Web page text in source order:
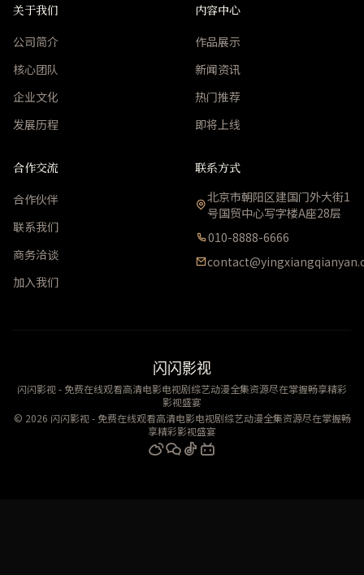
关于我们
公司简介
核心团队
企业文化
发展历程
内容中心
作品展示
新闻资讯
热门推荐
即将上线
合作交流
合作伙伴
联系我们
商务洽谈
加入我们
联系方式
北京市朝阳区建国门外大街1
号国贸中心写字楼A座28层
010-8888-6666
闪闪影视
闪闪影视 - 免费在线观看高清电影电视剧综艺动漫全集资源尽在掌握畅享精彩
影视盛宴
© 2026 闪闪影视 - 免费在线观看高清电影电视剧综艺动漫全集资源尽在掌握畅
享精彩影视盛宴